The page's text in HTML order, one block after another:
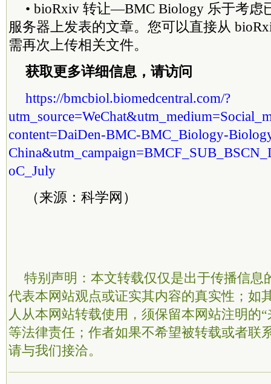
• bioRxiv 转让—BMC Biology 乐于考虑
服务器上发表的文章。您可以直接从
需再次上传相关文件。
获取更多详细信息，请访问
https://bmcbiol.biomedcentral.com/?
content=DaiDen-BMC-BMC_Biology-
oC_July
（来源：科学网）
特别声明：本文转载仅仅是出于传播信息
代表本网站观点或证实其内容的真实性；如
人从本网站转载使用，须保留本网站注明的
等法律责任；作者如果不希望被转载或者联
请与我们接洽。